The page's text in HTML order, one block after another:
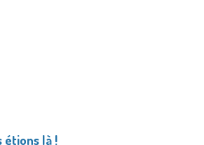
étions là !